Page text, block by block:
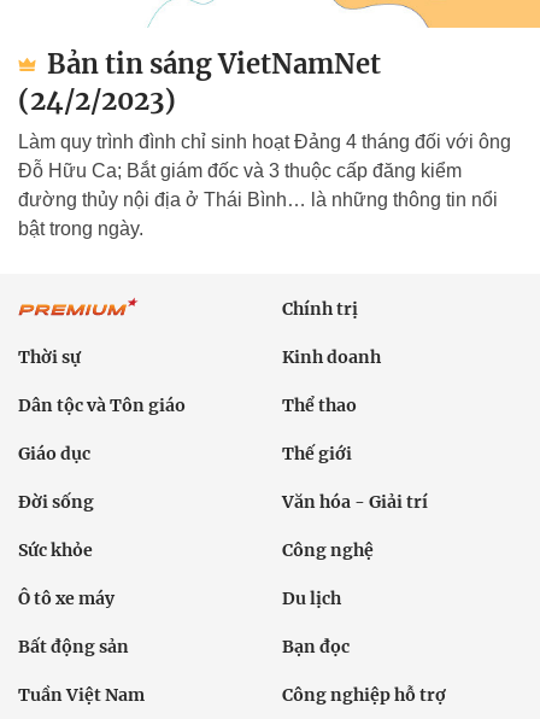
Bản tin sáng VietNamNet
(24/2/2023)
Làm quy trình đình chỉ sinh hoạt Đảng 4 tháng đối với ông
Đỗ Hữu Ca; Bắt giám đốc và 3 thuộc cấp đăng kiểm
đường thủy nội địa ở Thái Bình… là những thông tin nổi
bật trong ngày.
Chính trị
Thời sự Kinh doanh
Dân tộc và Tôn giáo Thể thao
Giáo dục Thế giới
Đời sống Văn hóa - Giải trí
Sức khỏe Công nghệ
Ô tô xe máy Du lịch
Bất động sản Bạn đọc
Tuần Việt Nam Công nghiệp hỗ trợ